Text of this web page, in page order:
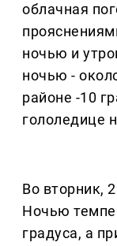
облачная
ночью и
ночью -
районе -10
гололедице
Во вторник,
Ночью
градуса, а